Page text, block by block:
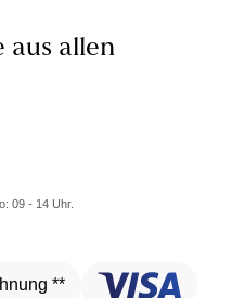
aus allen
09 - 14 Uhr.
**